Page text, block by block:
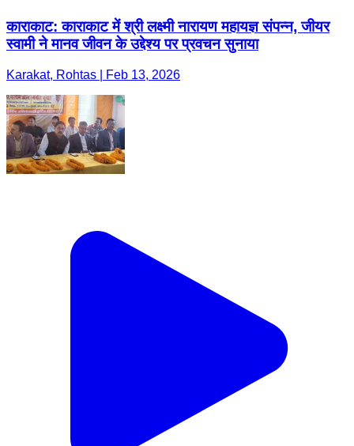
काराकाट: काराकाट में श्री लक्ष्मी नारायण महायज्ञ संपन्न, जीयर
स्वामी ने मानव जीवन के उद्देश्य पर प्रवचन सुनाया
Karakat, Rohtas | Feb 13, 2026